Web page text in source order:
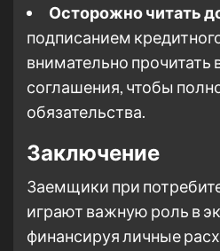
Осторожно читать
подписанием
внимательно прочитать
соглашения, чтобы
обязательства.
Заключение
Заемщики при
играют важную роль в
финансируя личные